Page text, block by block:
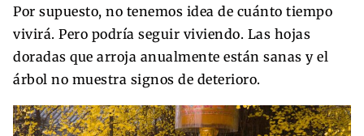
Por supuesto, no tenemos idea de cuánto tiempo
vivirá. Pero podría seguir viviendo. Las hojas
doradas que arroja anualmente están sanas y el
árbol no muestra signos de deterioro.